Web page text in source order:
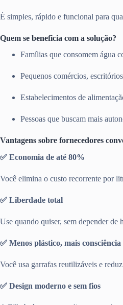
É simples, rápido e funcional para
Quem se beneficia com a solução?
Famílias que consomem água
Pequenos comércios,
Estabelecimentos de
Pessoas que buscam mais
Vantagens sobre fornecedores
✅ Economia de até 80%
Você elimina o custo recorrente por
✅ Liberdade total
Use quando quiser, sem depender de
✅ Menos plástico, mais consciência
Você usa garrafas reutilizáveis e
✅ Design moderno e sem fios